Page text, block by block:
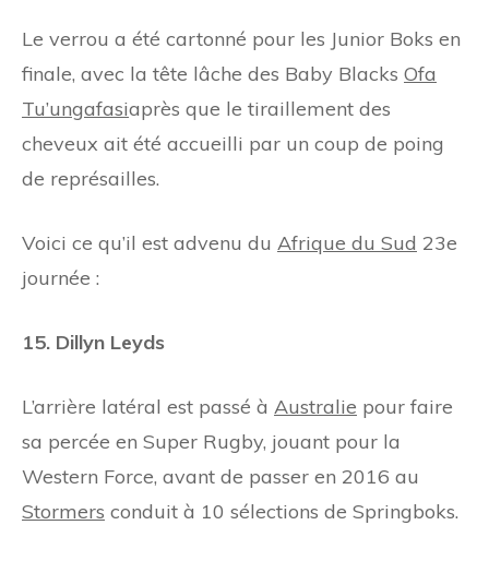
Le verrou a été cartonné pour les Junior Boks en
finale, avec la tête lâche des Baby Blacks Ofa
Tu’ungafasiaprès que le tiraillement des
cheveux ait été accueilli par un coup de poing
de représailles.
Voici ce qu’il est advenu du Afrique du Sud 23e
journée :
15. Dillyn Leyds
L’arrière latéral est passé à Australie pour faire
sa percée en Super Rugby, jouant pour la
Western Force, avant de passer en 2016 au
Stormers conduit à 10 sélections de Springboks.